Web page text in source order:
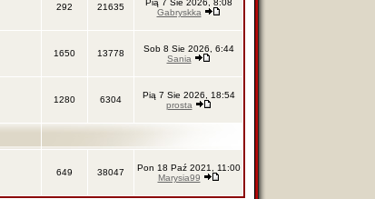
292 21635
Pią 7 Sie 2026, 8:08
Gabryskka
1650 13778
Sob 8 Sie 2026, 6:44
Sania
1280 6304
Pią 7 Sie 2026, 18:54
prosta
649 38047
Pon 18 Paź 2021, 11:00
Marysia99